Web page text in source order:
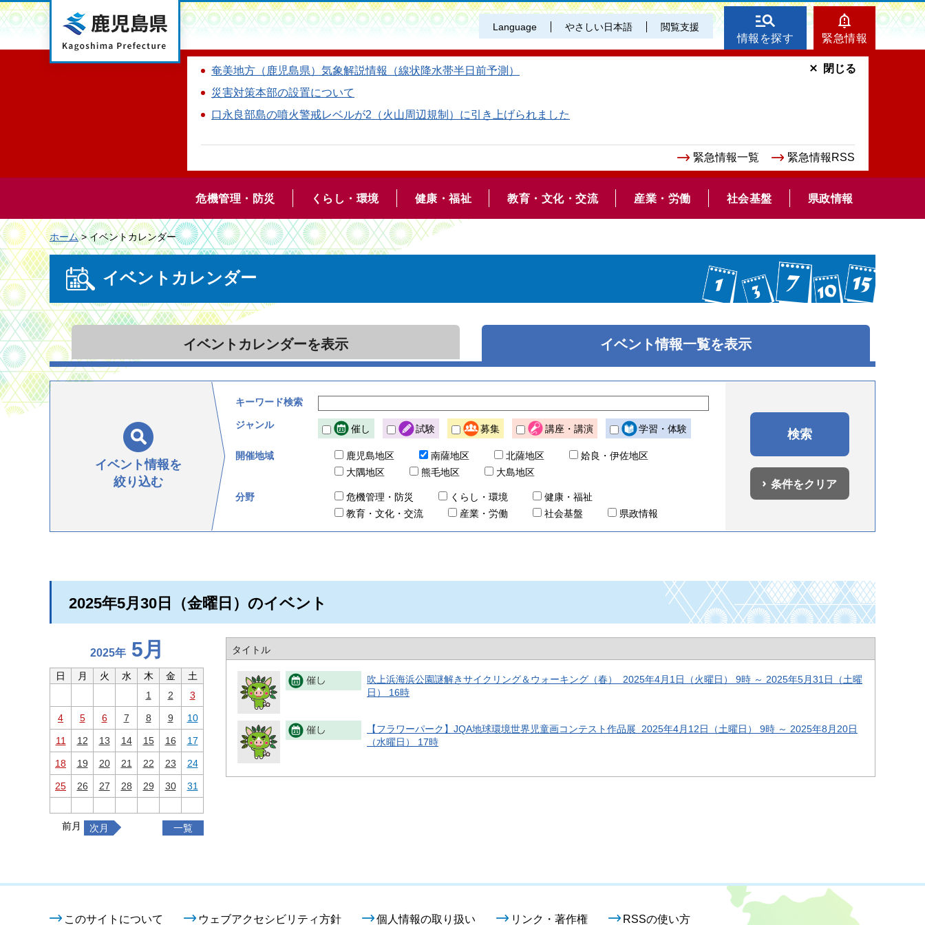
鹿児島県 Language やさしい日本語 閲覧支援
情報を探す 緊急情報
奄美地方（鹿児島県）気象解説情報（線状降水帯半日前予測）
災害対策本部の設置について
口永良部島の噴火警戒レベルが2（火山周辺規制）に引き上げられました
緊急情報一覧 緊急情報RSS
閉じる
危機管理・防災 くらし・環境 健康・福祉 教育・文化・交流 産業・労働 社会基盤 県政情報
ホーム> イベントカレンダー
イベントカレンダー
イベント カレンダーを表示 イベント情報一覧を表示
イベント情報を
絞り込む
キーワード検索
ジャンル 催し 試験 募集 講座・講演 学習・体験
開催地域 鹿児島地区 南薩地区 北薩地区
姶良・伊佐地区
大隅地区
熊毛地区 大島地区
分野 危機管理・防災 くらし・環境
健康・福祉
教育・文化・交流
産業・労働 社会基盤 県政情報
条件をクリア
2025年5月30日（金曜日）のイベント
2025年 5月
日 月 火 水 木 金
土
1
2 3
4 5 6 7 8 9 10
11 12 13 14 15 16 17
18 19 20 21 22 23 24
25 26 27 28 29 30 31
前月 一覧
次月
タイトル
吹上浜海浜公園謎解きサイクリング＆ウォーキング（春） 2025年4月1日（火曜日） 9時 ～ 2025年5月31日（土曜
日） 16時
【フラワーパーク】JQA地球環境世界児童画コンテスト作品展 2025年4月12日（土曜日） 9時 ～ 2025年8月20日
（水曜日） 17時
このサイトについて ウェブアクセシビリティ方針 個人情報の取り扱い リンク・著作権 RSSの使い方